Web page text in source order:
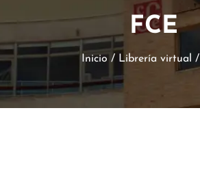
FCE
Inicio / Librería virtual /